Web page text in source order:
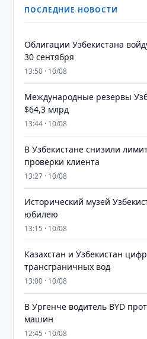
ПОСЛЕДНИЕ НОВОСТИ
Облигации Узбекистана
30 сентября
13:50 · 10/08
Международные резервы
$64,3 млрд
13:44 · 10/08
В Узбекистане снизили
проверки клиента
13:27 · 10/08
Исторический музей
юбилею
13:15 · 10/08
Казахстан и Узбекистан
трансграничных вод
13:00 · 10/08
В Ургенче водитель BYD
машин
12:45 · 10/08